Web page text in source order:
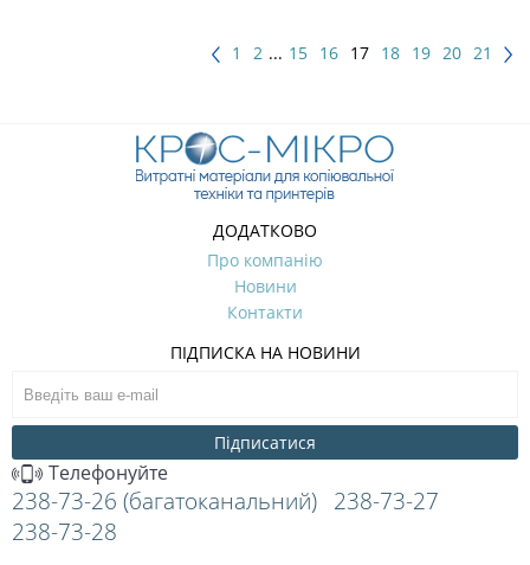
1 2 ... 15 16 17 18 19 20 21
ДОДАТКОВО
Про компанію
Новини
Контакти
ПІДПИСКА НА НОВИНИ
Підписатися
Телефонуйте
238-73-26 (багатоканальний) 238-73-27
238-73-28